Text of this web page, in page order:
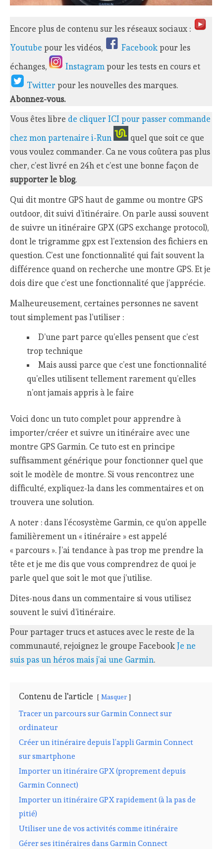
Encore plus de contenu sur les réseaux sociaux :
Youtube pour les vidéos, Facebookpour les
échanges,
Instagrampour les tests en cours et
Twitterpour les nouvelles des marques.
Abonnez-vous.
Vous êtes libre de cliquer ICI pour passer commande
chez mon partenaire i-Run
quel que soit ce que
vous voulez commander. Ca ne vous coûtera pas plus
cher, c’est livré en 24h et c’est une bonne façon de
supporter le blog.
Qui dit montre GPS haut de gamme ou montre GPS
outdoor, dit suivi d’itinéraire. On parle aussi souvent
de suivre un itinéraire GPX (GPS exchange protocol),
dont le trigramme gpx est l’extension des fichiers en
question. C’est une fonctionnalité qui fait souvent la
différence quand on recherche une montre GPS. Et je
dois dire que c’est une fonctionnalité que j’apprécie.
Malheureusement, certaines personnes ne savent
tout simplement pas l’utiliser :
D’une part parce qu’elles pensent que c’est
trop technique
Mais aussi parce que c’est une fonctionnalité
qu’elles utilisent tellement rarement qu’elles
n’ont jamais appris à le faire
Voici donc un tuto complet pour apprendre à
importer/créer et suivre un itinéraire avec une
montre GPS Garmin. Ce tuto est en principe
suffisamment générique pour fonctionner quel que
soit le modèle de montre. Si vous rencontrez une
difficulté, expliquez-la dans les commentaires et on
trouvera une solution.
A noter : dans l’écosystème Garmin, ce qu’on appelle
familièrement un « itinéraire » est appelé
« parcours ». J’ai tendance à pas trop me prendre la
tête et je me dis que vous comprendrez de quoi je
parle quel que soit le mot que j’utilise.
Dites-nous dans un commentaire si vous utilisez
souvent le suivi d’itinéraire.
Pour partager trucs et astuces avec le reste de la
communauté, rejoignez le groupe FacebookJe ne
suis pas un héros mais j’ai une Garmin.
Contenu de l'article Masquer
Tracer un parcours sur Garmin Connect sur
ordinateur
Créer un itinéraire depuis l’appli Garmin Connect
sur smartphone
Importer un itinéraire GPX (proprement depuis
Garmin Connect)
Importer un itinéraire GPX rapidement (à la pas de
pitié)
Utiliser une de vos activités comme itinéraire
Gérer ses itinéraires dans Garmin Connect